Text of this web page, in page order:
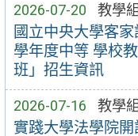
2026-07-20 教學組
國立中央大學客
學年度中等 學校
班」招生資訊
2026-07-16 教學組
實踐大學法學院